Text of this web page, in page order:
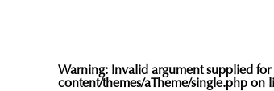
Warning: Invalid argument supplied
content/themes/aTheme/single.php on